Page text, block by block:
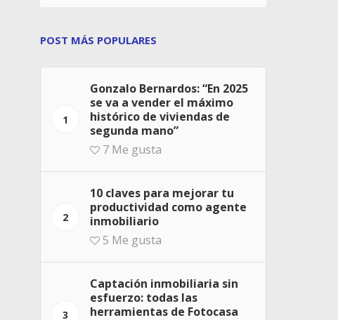
POST MÁS POPULARES
1
Gonzalo Bernardos: “En 2025
se va a vender el máximo
histórico de viviendas de
segunda mano”
7 Me gusta
2
10 claves para mejorar tu
productividad como agente
inmobiliario
5 Me gusta
3
Captación inmobiliaria sin
esfuerzo: todas las
herramientas de Fotocasa